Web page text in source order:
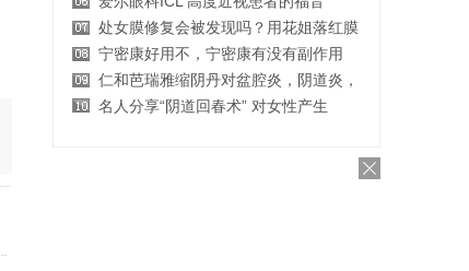
处女膜修复会被发现吗？用花姐落红膜
宁密康好用不，宁密康有没有副作用
仁和芭瑞雅缩阴丹对盆腔炎，阴道炎，
名人分享“阴道回春术” 对女性产生